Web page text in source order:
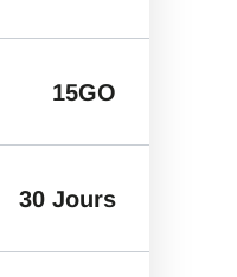
15GO
30 Jours